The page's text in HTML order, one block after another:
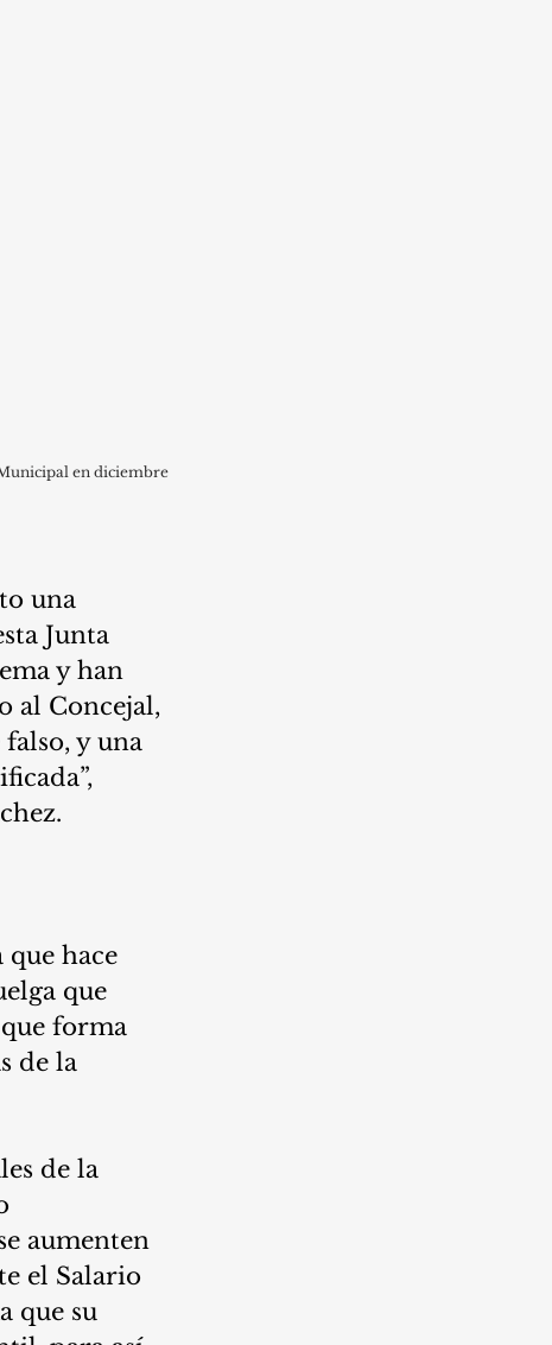
en diciembre
una
Junta
y han
al Concejal,
y una
hace
que
forma
de la
de la
aumenten
el Salario
que su